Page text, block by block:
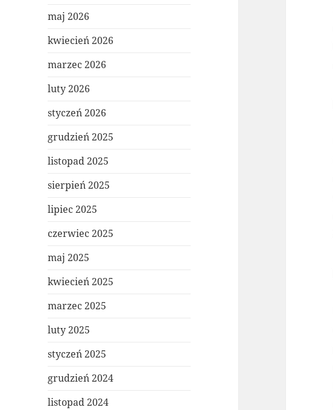
maj 2026
kwiecień 2026
marzec 2026
luty 2026
styczeń 2026
grudzień 2025
listopad 2025
sierpień 2025
lipiec 2025
czerwiec 2025
maj 2025
kwiecień 2025
marzec 2025
luty 2025
styczeń 2025
grudzień 2024
listopad 2024